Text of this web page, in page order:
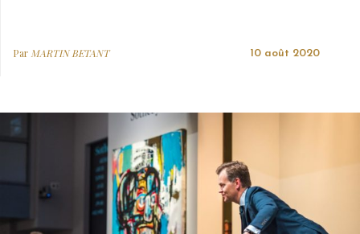
ParMARTIN BETANT 10 août 2020